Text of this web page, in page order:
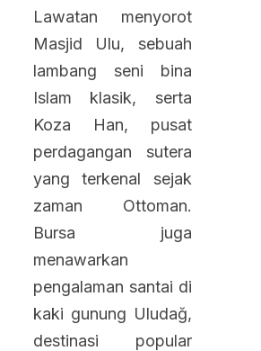
Lawatan menyorot
Masjid Ulu, sebuah
lambang seni bina
Islam klasik, serta
Koza Han, pusat
perdagangan sutera
yang terkenal sejak
zaman Ottoman.
Bursa juga
menawarkan
pengalaman santai di
kaki gunung Uludağ,
destinasi popular